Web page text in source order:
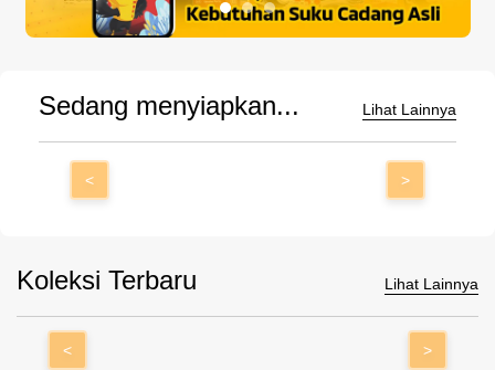
Sedang menyiapkan... Lihat Lainnya
< >
Koleksi Terbaru Lihat Lainnya
< >